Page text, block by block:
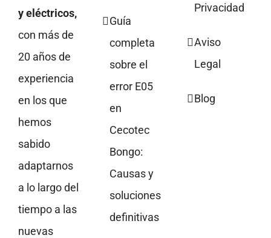
y eléctricos,
con más de
20 años de
experiencia
en los que
hemos
sabido
adaptarnos
a lo largo del
tiempo a las
nuevas
Guía
completa
sobre el
error E05
en
Cecotec
Bongo:
Causas y
soluciones
definitivas
Privacidad
Aviso
Legal
Blog